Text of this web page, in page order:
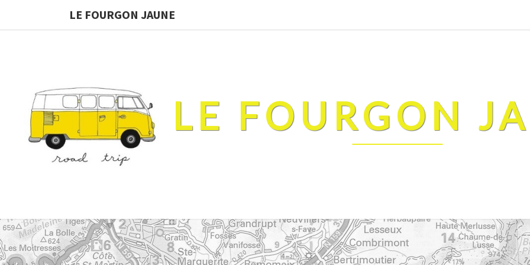
LE FOURGON JAUNE
LE FOURGON